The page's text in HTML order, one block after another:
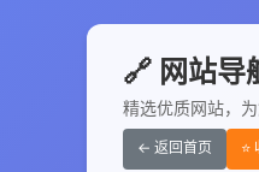
🔗 网站导
精选优质网站，
← 返回首页 ⭐